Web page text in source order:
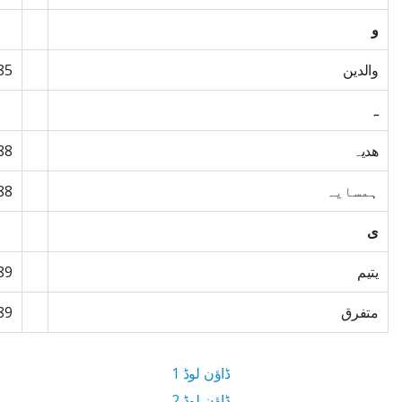
و
والدین
ہ
ھدیہ
ہمسایہ
ی
یتیم
متفرق
ڈاؤن لوڈ 1